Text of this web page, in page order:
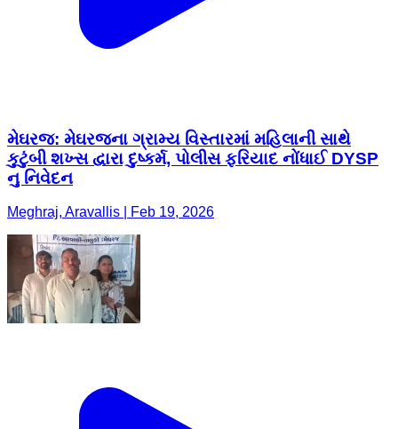
મેઘરજ: મેઘરજના ગ્રામ્ય વિસ્તારમાં મહિલાની સાથે
કુટુંબી શખ્સ દ્વારા દુષ્કર્મ, પોલીસ ફરિયાદ નોંધાઈ DYSP
નુ નિવેદન
Meghraj, Aravallis | Feb 19, 2026